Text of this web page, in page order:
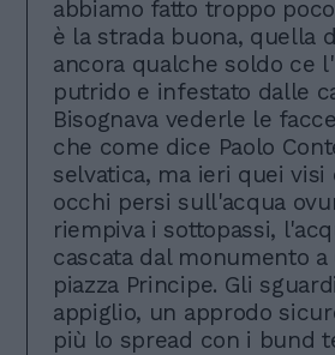
abbiamo fatto troppo
è la strada buona, quella
ancora qualche soldo ce
putrido e infestato dalle
Bisognava vederle le
che come dice Paolo
selvatica, ma ieri quei
occhi persi sull'acqua
riempiva i sottopassi,
cascata dal monumento
piazza Principe. Gli
appiglio, un approdo
più lo spread con i bund